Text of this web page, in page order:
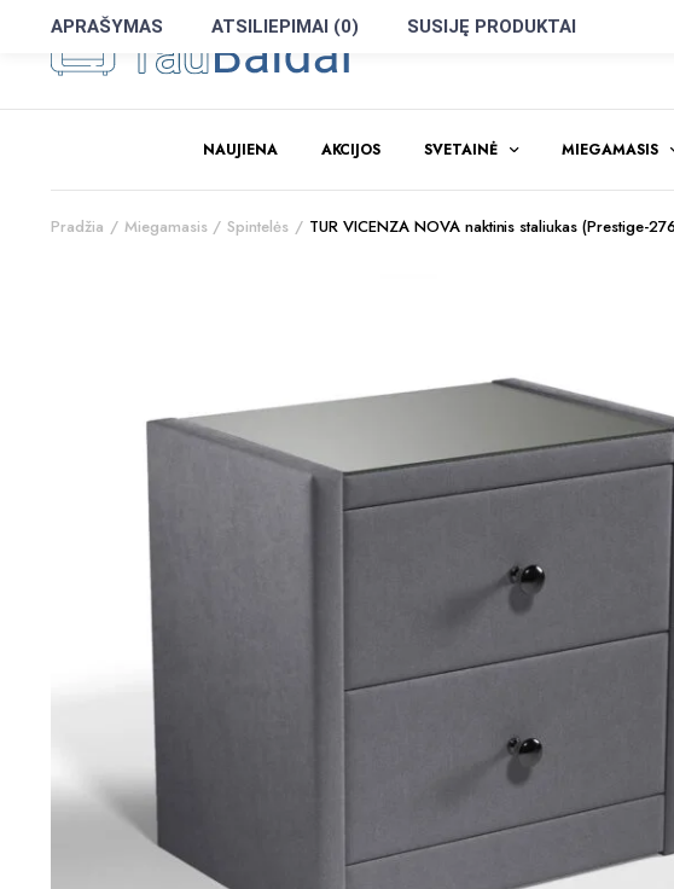
NAUJIENA AKCIJOS SVETAINĖ MIEGAMASIS
Pradžia Miegamasis Spintelės TUR VICENZA NOVA naktinis staliukas (Prestige-
APRAŠYMAS ATSILIEPIMAI (0) SUSIJĘ PRODUKTAI